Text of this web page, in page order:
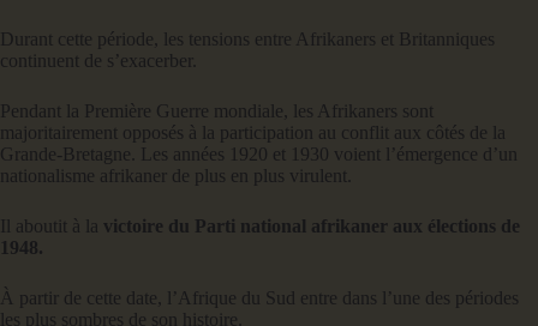
Durant cette période, les tensions entre Afrikaners et Britanniques
continuent de s’exacerber.
Pendant la Première Guerre mondiale, les Afrikaners sont
majoritairement opposés à la participation au conflit aux côtés de la
Grande-Bretagne. Les années 1920 et 1930 voient l’émergence d’un
nationalisme afrikaner de plus en plus virulent.
Il aboutit à la victoire du Parti national afrikaner aux élections de
1948.
À partir de cette date, l’Afrique du Sud entre dans l’une des périodes
les plus sombres de son histoire.